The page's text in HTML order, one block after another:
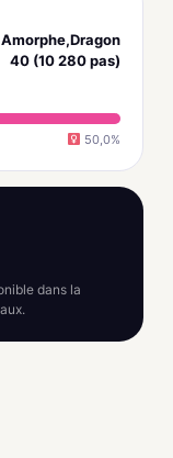
Amorphe,Dragon
40 (10 280 pas)
50,0%
dans la